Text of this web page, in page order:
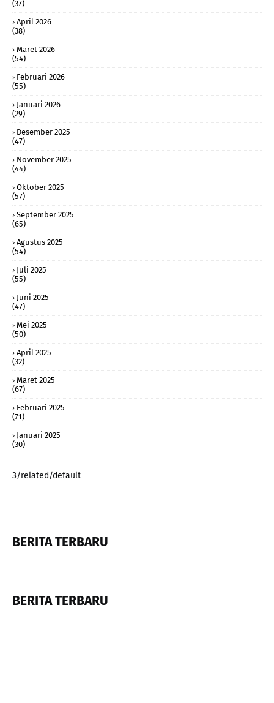
(37)
April 2026
(38)
Maret 2026
(54)
Februari 2026
(55)
Januari 2026
(29)
Desember 2025
(47)
November 2025
(44)
Oktober 2025
(57)
September 2025
(65)
Agustus 2025
(54)
Juli 2025
(55)
Juni 2025
(47)
Mei 2025
(50)
April 2025
(32)
Maret 2025
(67)
Februari 2025
(71)
Januari 2025
(30)
3/related/default
BERITA TERBARU
BERITA TERBARU